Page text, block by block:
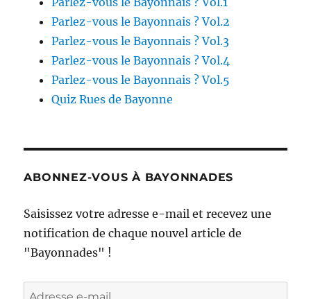
Parlez-vous le Bayonnais ? Vol.2
Parlez-vous le Bayonnais ? Vol.3
Parlez-vous le Bayonnais ? Vol.4
Parlez-vous le Bayonnais ? Vol.5
Quiz Rues de Bayonne
ABONNEZ-VOUS À BAYONNADES
Saisissez votre adresse e-mail et recevez une
notification de chaque nouvel article de
"Bayonnades" !
Adresse